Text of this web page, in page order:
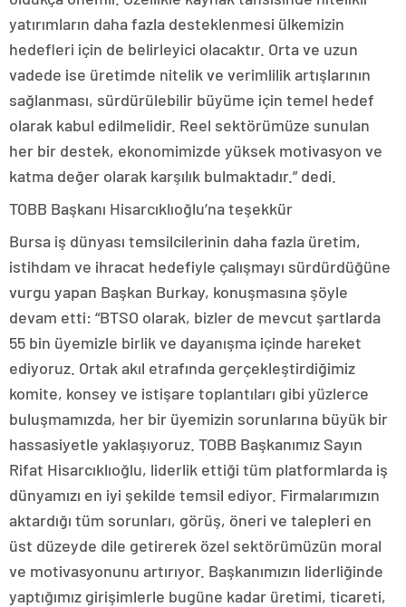
yatırımların daha fazla desteklenmesi ülkemizin
hedefleri için de belirleyici olacaktır. Orta ve uzun
vadede ise üretimde nitelik ve verimlilik artışlarının
sağlanması, sürdürülebilir büyüme için temel hedef
olarak kabul edilmelidir. Reel sektörümüze sunulan
her bir destek, ekonomimizde yüksek motivasyon ve
katma değer olarak karşılık bulmaktadır.” dedi.
TOBB Başkanı Hisarcıklıoğlu’na teşekkür
Bursa iş dünyası temsilcilerinin daha fazla üretim,
istihdam ve ihracat hedefiyle çalışmayı sürdürdüğüne
vurgu yapan Başkan Burkay, konuşmasına şöyle
devam etti: “BTSO olarak, bizler de mevcut şartlarda
55 bin üyemizle birlik ve dayanışma içinde hareket
ediyoruz. Ortak akıl etrafında gerçekleştirdiğimiz
komite, konsey ve istişare toplantıları gibi yüzlerce
buluşmamızda, her bir üyemizin sorunlarına büyük bir
hassasiyetle yaklaşıyoruz. TOBB Başkanımız Sayın
Rifat Hisarcıklıoğlu, liderlik ettiği tüm platformlarda iş
dünyamızı en iyi şekilde temsil ediyor. Firmalarımızın
aktardığı tüm sorunları, görüş, öneri ve talepleri en
üst düzeyde dile getirerek özel sektörümüzün moral
ve motivasyonunu artırıyor. Başkanımızın liderliğinde
yaptığımız girişimlerle bugüne kadar üretimi, ticareti,